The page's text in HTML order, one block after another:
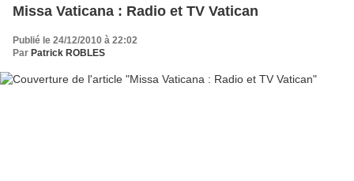
Missa Vaticana : Radio et TV Vatican
Publié le 24/12/2010 à 22:02
Par Patrick ROBLES